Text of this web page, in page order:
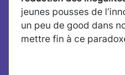
jeunes pousses de
un peu de good dans
mettre fin à ce